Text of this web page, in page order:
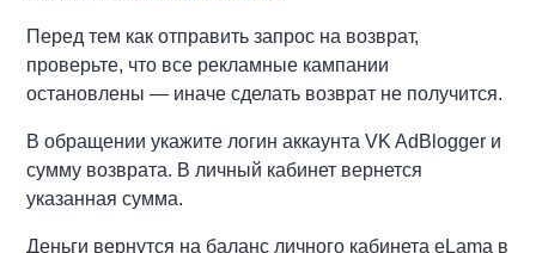
Перед тем как отправить запрос на возврат,
проверьте, что все рекламные кампании
остановлены — иначе сделать возврат не получится.
В обращении укажите логин аккаунта VK AdBlogger и
сумму возврата. В личный кабинет вернется
указанная сумма.
Деньги вернутся на баланс личного кабинета eLama в